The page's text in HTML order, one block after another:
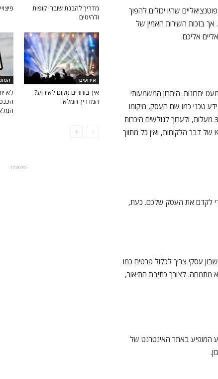
שהיו יכולים להפוך
בזכות השירות האמין של
אליכם.
יתרונות. היתרון המשמעותי
טכני כמו שם העסק, מיקומו
או פרטי התקשרות, אתם יכולים להוסיף מידע ויזואלי כמו תמונות או סרטונים בזווית של 360 מעלות, ולערוך לגולשים היכרות
דבר הלקוחות, ואין כל מתווך
לקדם את העסק שלכם. כעת,
עסקי צריך לכלול פרטים כמו
לצורך כתיבת התיאור,
המופיע באתר האינטרנט של
מדריך להבנת שוברי קופות
ולהיטים
אירועים
איך בוחרים מקום לאירוע?
המדריך המלא
לא
- פרסומת -